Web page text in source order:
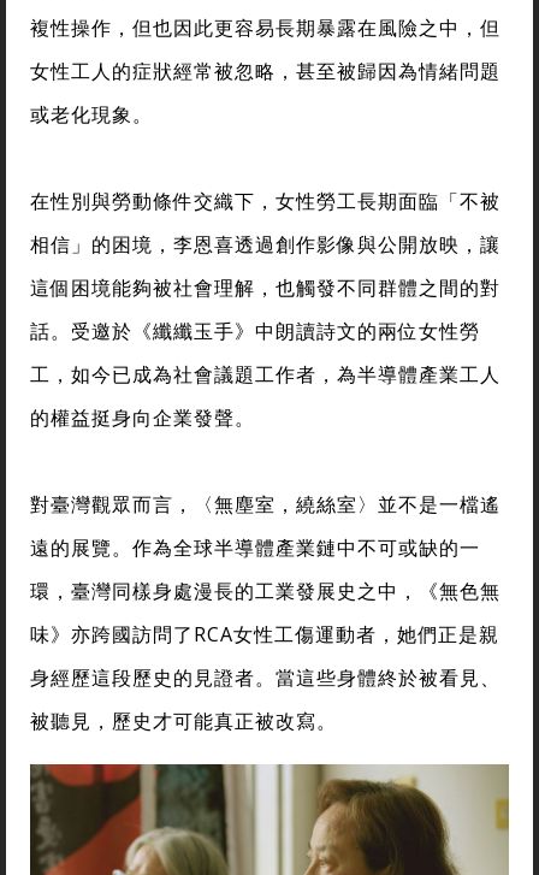
複性操作，但也因此更容易長期暴露在風險之中，但
女性工人的症狀經常被忽略，甚至被歸因為情緒問題
或老化現象。
在性別與勞動條件交織下，女性勞工長期面臨「不被
相信」的困境，李恩喜透過創作影像與公開放映，讓
這個困境能夠被社會理解，也觸發不同群體之間的對
話。受邀於《纖纖玉手》中朗讀詩文的兩位女性勞
工，如今已成為社會議題工作者，為半導體產業工人
的權益挺身向企業發聲。
對臺灣觀眾而言，〈無塵室，繞絲室〉並不是一檔遙
遠的展覽。作為全球半導體產業鏈中不可或缺的一
環，臺灣同樣身處漫長的工業發展史之中，《無色無
味》亦跨國訪問了RCA女性工傷運動者，她們正是親
身經歷這段歷史的見證者。當這些身體終於被看見、
被聽見，歷史才可能真正被改寫。